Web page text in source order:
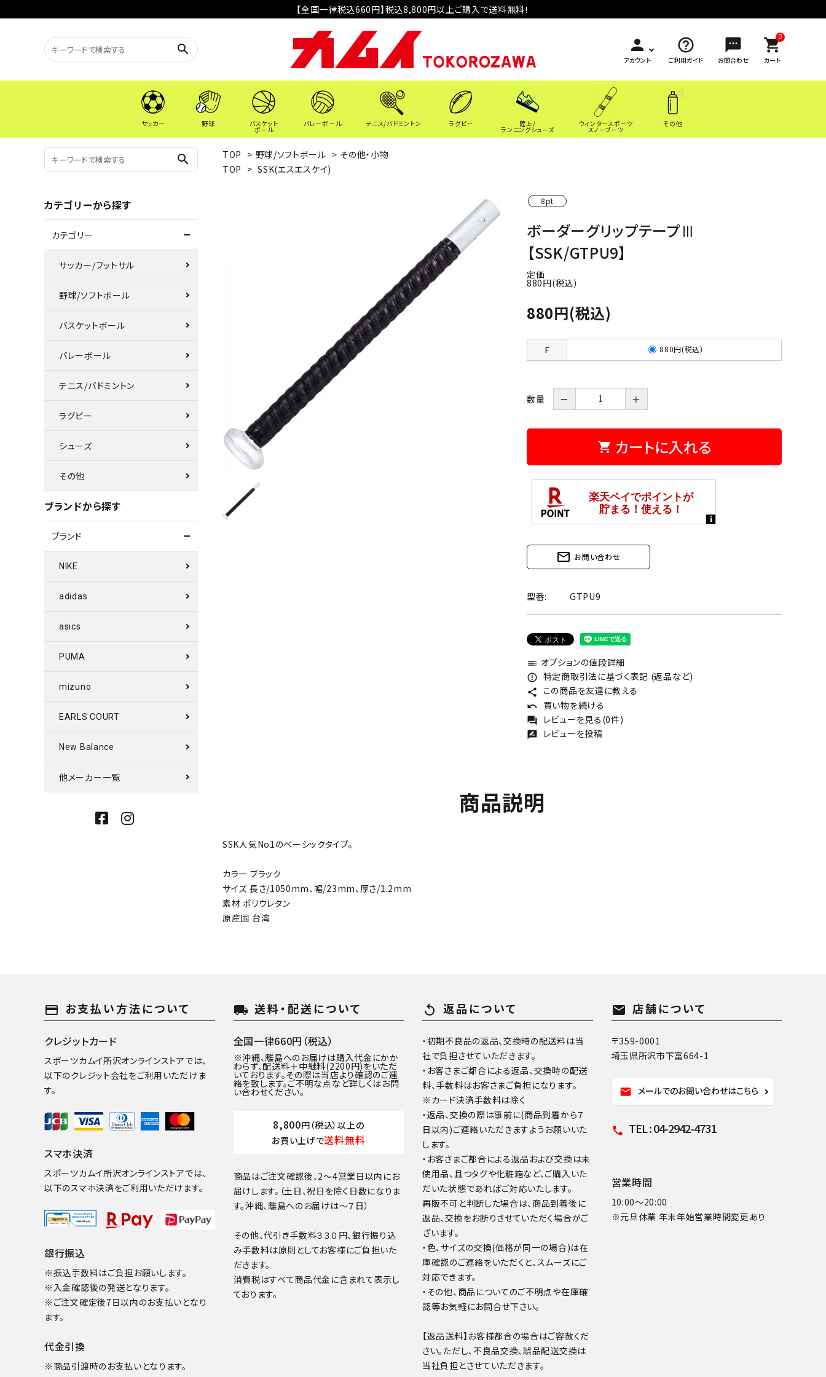
【全国一律税込660円】税込8,800円以上ご購入で送料無料！
search person
アカウント
help_outline
ご利用ガイド
sms
お問合わせ
0
shopping_cart
カート
サッカー 野球 バスケット
ボール
バレーボール テニス/バドミントン ラグビー 陸上/
ランニングシューズ
ウィンタースポーツ
スノーブーツ
その他
TOP > 野球/ソフトボール > その他・小物
TOP > SSK(エスエスケイ)
8pt
ボーダーグリップテープⅢ
【SSK/GTPU9】
定価
880円(税込)
880円(税込)
F 880円(税込)
数量 － ＋
shopping_cart カートに入れる
mail_outline お問い合わせ
型番: GTPU9
toc オプションの値段詳細
error_outline 特定商取引法に基づく表記 (返品など)
share この商品を友達に教える
undo 買い物を続ける
forum レビューを見る(0件)
rate_review レビューを投稿
商品説明
SSK人気No1のベーシックタイプ。
カラー ブラック
サイズ 長さ/1050mm、幅/23mm、厚さ/1.2mm
素材 ポリウレタン
原産国 台湾
search
カテゴリーから探す
カテゴリー
サッカー/フットサル
野球/ソフトボール
バスケットボール
バレーボール
テニス/バドミントン
ラグビー
シューズ
その他
ブランドから探す
ブランド
NIKE
adidas
asics
PUMA
mizuno
EARLS COURT
New Balance
他メーカー一覧
payment お支払い方法について
クレジットカード
スポーツカムイ所沢オンラインストアでは、
以下のクレジット会社をご利用いただけま
す。
スマホ決済
スポーツカムイ所沢オンラインストアでは、
以下のスマホ決済をご利用いただけます。
銀行振込
※振込手数料はご負担お願いします。
※入金確認後の発送となります。
※ご注文確定後7日以内のお支払いとなり
ます。
代金引換
※商品引渡時のお支払いとなります。
local_shipping 送料・配送について
全国一律660円（税込）
※沖縄、離島へのお届けは購入代金にかか
わらず、配送料＋中継料(2200円)をいただ
いております。その際は当店より確認のご連
絡を致します。ご不明な点など詳しくはお問
い合わせください。
8,800円（税込）以上の
お買い上げで送料無料
商品はご注文確認後、2～4営業日以内にお
届けします。（土日、祝日を除く日数になりま
す。沖縄、離島へのお届けは～７日）
その他、代引き手数料３３０円、銀行振り込
み手数料は原則としてお客様にご負担いた
だきます。
消費税はすべて商品代金に含まれて表示し
ております。
replay 返品について
・初期不良品の返品、交換時の配送料は当
社で負担させていただきます。
・お客さまご都合による返品、交換時の配送
料、手数料はお客さまご負担になります。
※カード決済手数料は除く
・返品、交換の際は事前に(商品到着から７
日以内)ご連絡いただきますようお願いいた
します。
・お客さまご都合による返品および交換は未
使用品、且つタグや化粧箱など、ご購入いた
だいた状態であればご対応いたします。
再販不可と判断した場合は、商品到着後に
返品、交換をお断りさせていただく場合がご
ざいます。
・色、サイズの交換(価格が同一の場合)は在
庫確認のご連絡をいただくと、スムーズにご
対応できます。
・その他、商品についてのご不明点や在庫確
認等お気軽にお問合せ下さい。
【返品送料】お客様都合の場合はご容赦くだ
さい。ただし、不良品交換、誤品配送交換は
当社負担とさせていただきます。
mail 店舗について
〒359-0001
埼玉県所沢市下富664-1
mail メールでのお問い合わせはこちら
call TEL : 04-2942-4731
営業時間
10:00～20:00
※元旦休業 年末年始営業時間変更あり